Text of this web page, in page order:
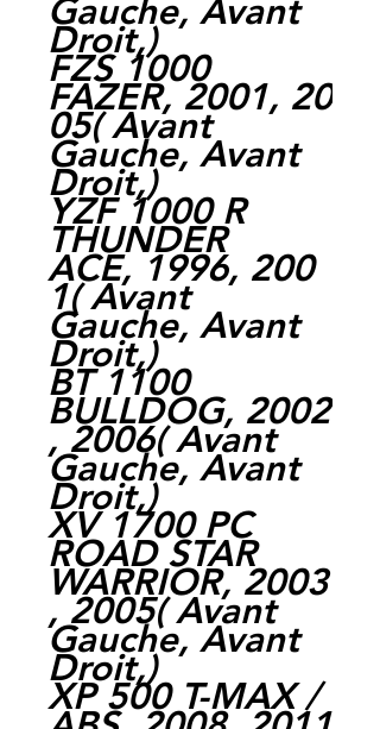
Gauche, Avant
Droit,)
FZS 1000
FAZER, 2001, 20
05( Avant
Gauche, Avant
Droit,)
YZF 1000 R
THUNDER
ACE, 1996, 200
1( Avant
Gauche, Avant
Droit,)
BT 1100
BULLDOG, 2002
, 2006( Avant
Gauche, Avant
Droit,)
XV 1700 PC
ROAD STAR
WARRIOR, 2003
, 2005( Avant
Gauche, Avant
Droit,)
XP 500 T-MAX /